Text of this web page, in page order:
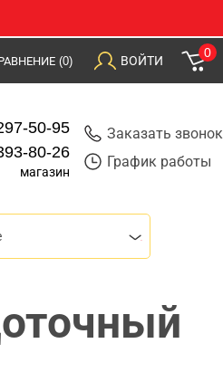
(0) ВОЙТИ
0
50-95
80-26
магазин
Заказать звонок
График работы